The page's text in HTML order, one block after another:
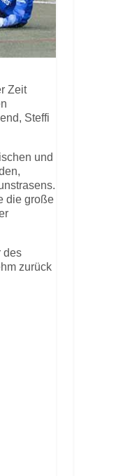
Zeit
Steffi
und
die große
des
zurück